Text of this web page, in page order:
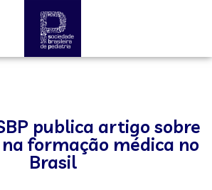
publica artigo sobre
formação médica no
Brasil